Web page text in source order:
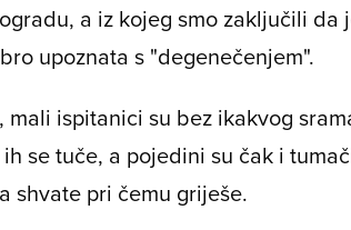
a iz kojeg smo zaključili
upoznata s "degenečenjem".
mali ispitanici su bez ikakvog
se tuče, a pojedini su čak i
shvate pri čemu griješe.